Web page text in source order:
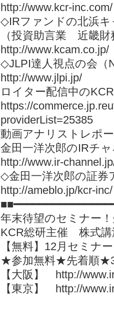
http://www.kcr-inc.com/
◇IRファンドの北浜
（投資助言業 近畿財
http://www.kcam.co.jp/
◇JLPI達人視点の会（
http://www.jlpi.jp/
ロイター配信中の
https://
providerList=25385
動画アナリストレポ
金田一洋次郎のIRチ
http://www.ir-
◇金田一洋次郎の証券
http://ameblo.jp/kcr-inc/
年末待望のセミナー
KCR総研主催 株式
【無料】12月セミナ
★参加無料★先着順
【大阪】 http://
【東京】 http://